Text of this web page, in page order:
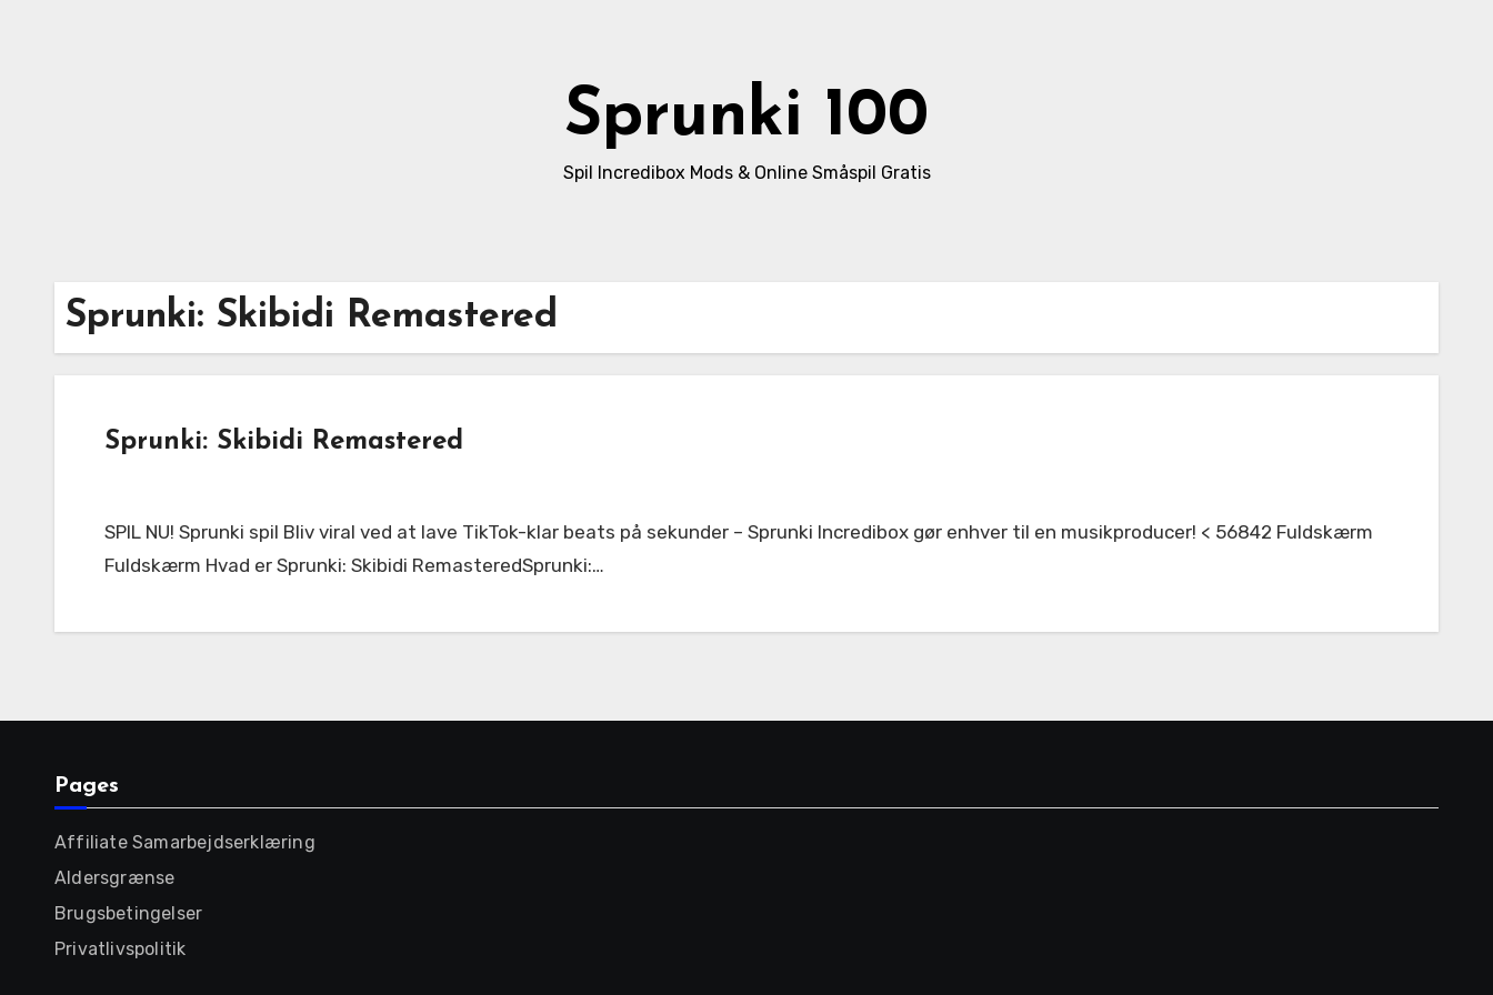
Sprunki 100
Spil Incredibox Mods & Online Småspil Gratis
Sprunki: Skibidi Remastered
Sprunki: Skibidi Remastered
SPIL NU! Sprunki spil Bliv viral ved at lave TikTok-klar beats på sekunder – Sprunki Incredibox gør enhver til en musikproducer! < 56842 Fuldskærm
Fuldskærm Hvad er Sprunki: Skibidi RemasteredSprunki:…
Pages
Affiliate Samarbejdserklæring
Aldersgrænse
Brugsbetingelser
Privatlivspolitik